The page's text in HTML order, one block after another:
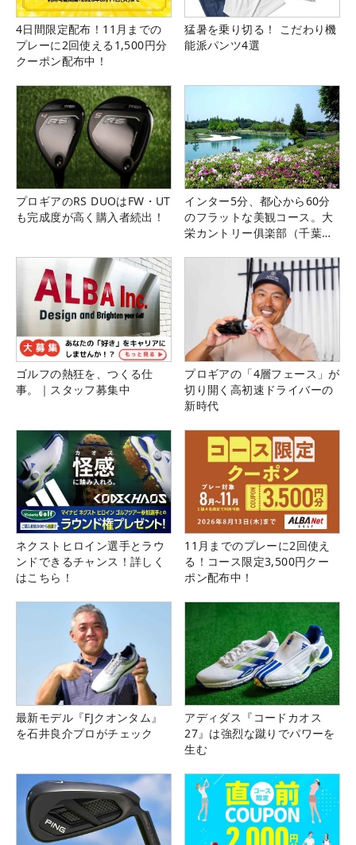
4日間限定配布！11月までの
プレーに2回使える1,500円分
クーポン配布中！
猛暑を乗り切る！ こだわり機
能派パンツ4選
プロギアのRS DUOはFW・UT
も完成度が高く購入者続出！
インター5分、都心から60分
のフラットな美観コース。大
栄カントリー俱楽部（千葉
ゴルフの熱狂を、つくる仕
事。｜スタッフ募集中
プロギアの「4層フェース」が
切り開く高初速ドライバーの
新時代
ネクストヒロイン選手とラウ
ンドできるチャンス！詳しく
はこちら！
11月までのプレーに2回使え
る！コース限定3,500円クー
ポン配布中！
最新モデル『FJクオンタム』
を石井良介プロがチェック
アディダス『コードカオス
27』は強烈な蹴りでパワーを
生む